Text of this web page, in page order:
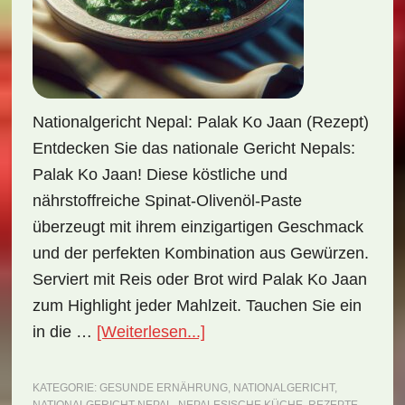
Nationalgericht Nepal: Palak Ko Jaan (Rezept)
Entdecken Sie das nationale Gericht Nepals:
Palak Ko Jaan! Diese köstliche und
nährstoffreiche Spinat-Olivenöl-Paste
überzeugt mit ihrem einzigartigen Geschmack
und der perfekten Kombination aus Gewürzen.
Serviert mit Reis oder Brot wird Palak Ko Jaan
zum Highlight jeder Mahlzeit. Tauchen Sie ein
in die … [Weiterlesen...]ÜberNationalgericht
Palak
KATEGORIE: GESUNDE ERNÄHRUNG, NATIONALGERICHT,